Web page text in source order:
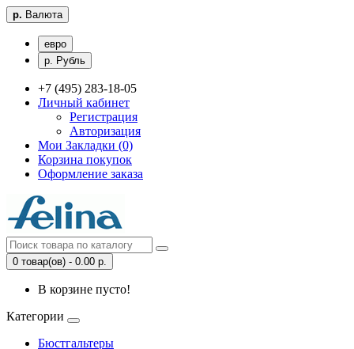
р. Валюта
евро
р. Рубль
+7 (495) 283-18-05
Личный кабинет
Регистрация
Авторизация
Мои Закладки (0)
Корзина покупок
Оформление заказа
0 товар(ов) - 0.00 р.
В корзине пусто!
Категории
Бюстгальтеры